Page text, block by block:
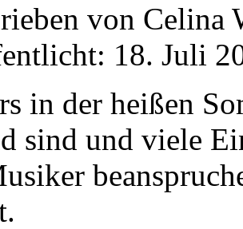
von Celina
18. Juli
in der heißen
sind und viele